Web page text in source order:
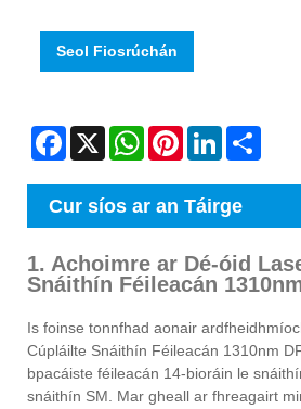
Seol Fiosrúchán
Facebook
X WhatsAppPinterestLinkedIn
Cur síos ar an Táirge
1. Achoimre ar Dé-óid
Snáithín Féileacán
Is foinse tonnfhad aonair
Cúpláilte Snáithín Féileacán 1310nm
bpacáiste féileacán 14-bioráin le
snáithín SM. Mar gheall ar fhreagairt